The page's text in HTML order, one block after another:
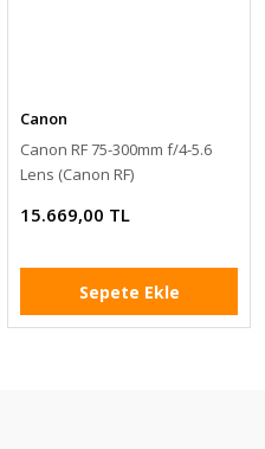
Canon
Canon RF 75-300mm f/4-5.6
Lens (Canon RF)
15.669,00 TL
Sepete Ekle